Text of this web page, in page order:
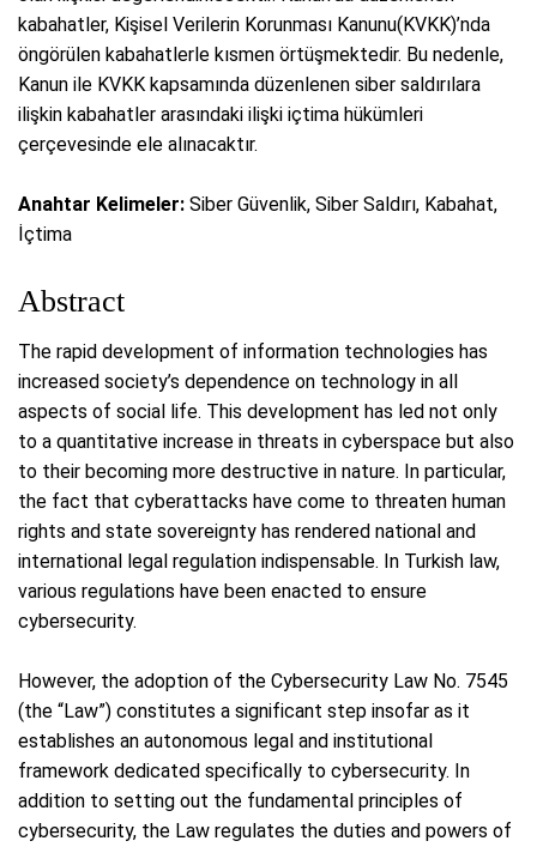
kabahatler, Kişisel Verilerin Korunması Kanunu(KVKK)’nda
öngörülen kabahatlerle kısmen örtüşmektedir. Bu nedenle,
Kanun ile KVKK kapsamında düzenlenen siber saldırılara
ilişkin kabahatler arasındaki ilişki içtima hükümleri
çerçevesinde ele alınacaktır.
Anahtar Kelimeler: Siber Güvenlik, Siber Saldırı, Kabahat,
İçtima
Abstract
The rapid development of information technologies has
increased society’s dependence on technology in all
aspects of social life. This development has led not only
to a quantitative increase in threats in cyberspace but also
to their becoming more destructive in nature. In particular,
the fact that cyberattacks have come to threaten human
rights and state sovereignty has rendered national and
international legal regulation indispensable. In Turkish law,
various regulations have been enacted to ensure
cybersecurity.
However, the adoption of the Cybersecurity Law No. 7545
(the “Law”) constitutes a significant step insofar as it
establishes an autonomous legal and institutional
framework dedicated specifically to cybersecurity. In
addition to setting out the fundamental principles of
cybersecurity, the Law regulates the duties and powers of